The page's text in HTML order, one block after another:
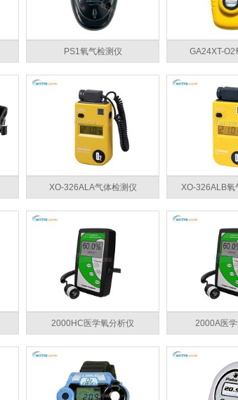
PS1氧气检测仪 GA24XT-O2
XO-326ALA气体检测仪 XO-326ALB氧
2000HC医学氧分析仪 2000A医